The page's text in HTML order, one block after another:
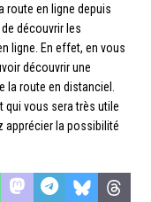
route en ligne depuis
découvrir les
ligne. En effet, en vous
découvrir une
route en distanciel.
qui vous sera très utile
apprécier la possibilité